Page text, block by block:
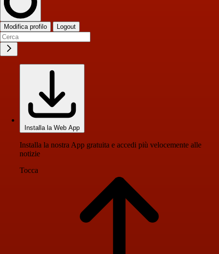
Modifica profilo Logout
Installa la Web App
Installa la nostra App gratuita e accedi più velocemente alle
notizie
Tocca